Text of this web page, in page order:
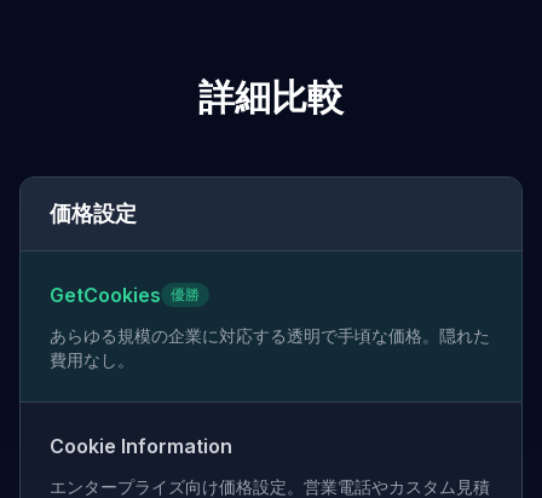
詳細比較
価格設定
GetCookies 優勝
あらゆる規模の企業に対応する透明で手頃な価格。隠れた
費用なし。
Cookie Information
エンタープライズ向け価格設定。営業電話やカスタム見積